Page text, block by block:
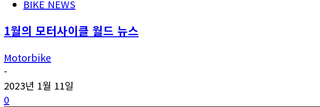
BIKE NEWS
1월의 모터사이클 월드 뉴스
Motorbike
-
2023년 1월 11일
0